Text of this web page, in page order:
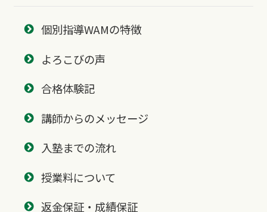
個別指導WAMの特徴
よろこびの声
合格体験記
講師からのメッセージ
入塾までの流れ
授業料について
返金保証・成績保証